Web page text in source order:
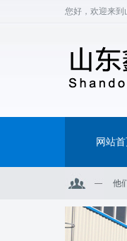
您好，欢迎来到
网站
他